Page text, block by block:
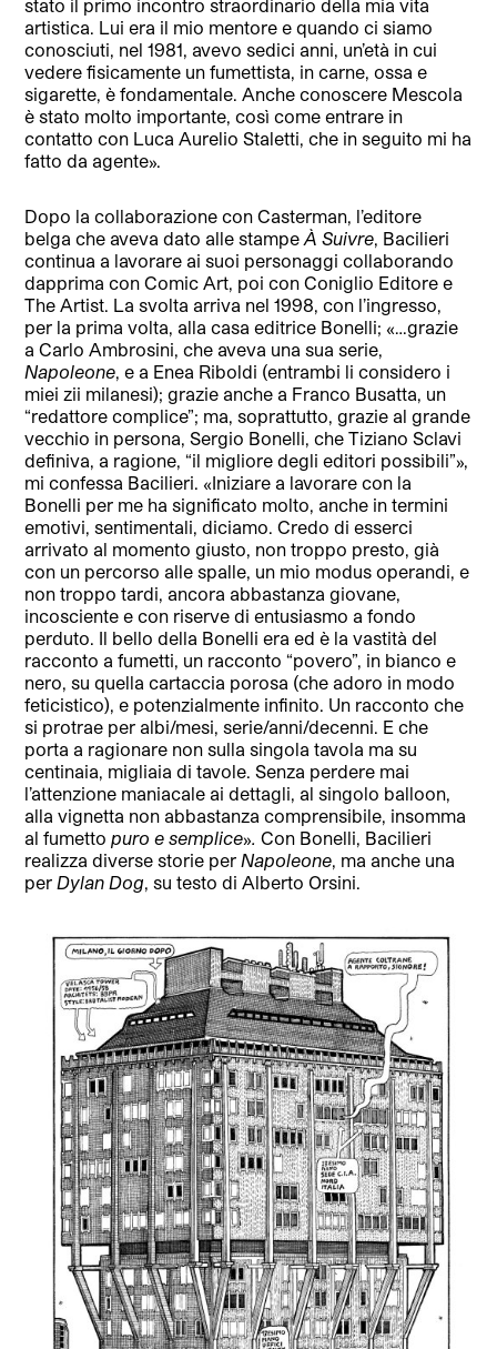
stato il primo incontro straordinario della mia vita
artistica. Lui era il mio mentore e quando ci siamo
conosciuti, nel 1981, avevo sedici anni, un’età in cui
vedere fisicamente un fumettista, in carne, ossa e
sigarette, è fondamentale. Anche conoscere Mescola
è stato molto importante, così come entrare in
contatto con Luca Aurelio Staletti, che in seguito mi ha
fatto da agente».
Dopo la collaborazione con Casterman, l’editore
belga che aveva dato alle stampeÀ Suivre, Bacilieri
continua a lavorare ai suoi personaggi collaborando
dapprima con Comic Art, poi con Coniglio Editore e
The Artist. La svolta arriva nel 1998, con l’ingresso,
per la prima volta, alla casa editrice Bonelli; «…grazie
a Carlo Ambrosini, che aveva una sua serie,
Napoleone, e a Enea Riboldi (entrambi li considero i
miei zii milanesi); grazie anche a Franco Busatta, un
“redattore complice”; ma, soprattutto, grazie al grande
vecchio in persona, Sergio Bonelli, che Tiziano Sclavi
definiva, a ragione, “il migliore degli editori possibili”»,
mi confessa Bacilieri. «Iniziare a lavorare con la
Bonelli per me ha significato molto, anche in termini
emotivi, sentimentali, diciamo. Credo di esserci
arrivato al momento giusto, non troppo presto, già
con un percorso alle spalle, un mio modus operandi, e
non troppo tardi, ancora abbastanza giovane,
incosciente e con riserve di entusiasmo a fondo
perduto. Il bello della Bonelli era ed è la vastità del
racconto a fumetti, un racconto “povero”, in bianco e
nero, su quella cartaccia porosa (che adoro in modo
feticistico), e potenzialmente infinito. Un racconto che
si protrae per albi/mesi, serie/anni/decenni. E che
porta a ragionare non sulla singola tavola ma su
centinaia, migliaia di tavole. Senza perdere mai
l’attenzione maniacale ai dettagli, al singolo balloon,
alla vignetta non abbastanza comprensibile, insomma
al fumettopuro e semplice». Con Bonelli, Bacilieri
realizza diverse storie perNapoleone, ma anche una
perDylan Dog, su testo di Alberto Orsini.